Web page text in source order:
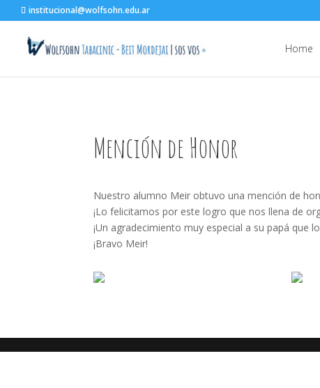
institucional@wolfsohn.edu.ar
Home
Mención de Honor
Nuestro alumno Meir obtuvo una mención de
¡Lo felicitamos por este logro que nos llena de
¡Un agradecimiento muy especial a su papá que
¡Bravo Meir!